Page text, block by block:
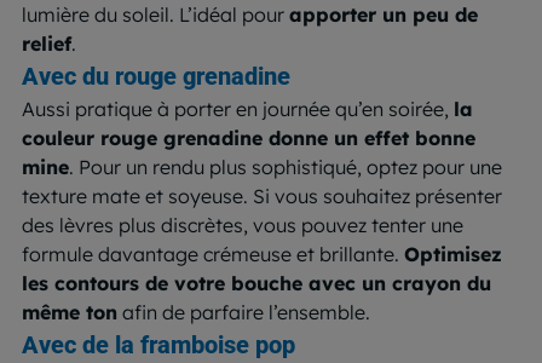
lumière du soleil. L’idéal pour apporter un peu de
relief.
Avec du rouge grenadine
Aussi pratique à porter en journée qu’en soirée, la
couleur rouge grenadine donne un effet bonne
mine. Pour un rendu plus sophistiqué, optez pour une
texture mate et soyeuse. Si vous souhaitez présenter
des lèvres plus discrètes, vous pouvez tenter une
formule davantage crémeuse et brillante. Optimisez
les contours de votre bouche avec un crayon du
même ton afin de parfaire l’ensemble.
Avec de la framboise pop